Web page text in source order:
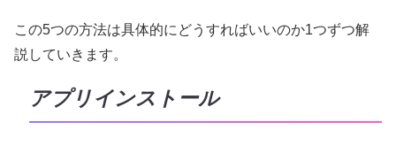
この5つの方法は具体的にどうすればいいのか1つずつ解
説していきます。
アプリインストール